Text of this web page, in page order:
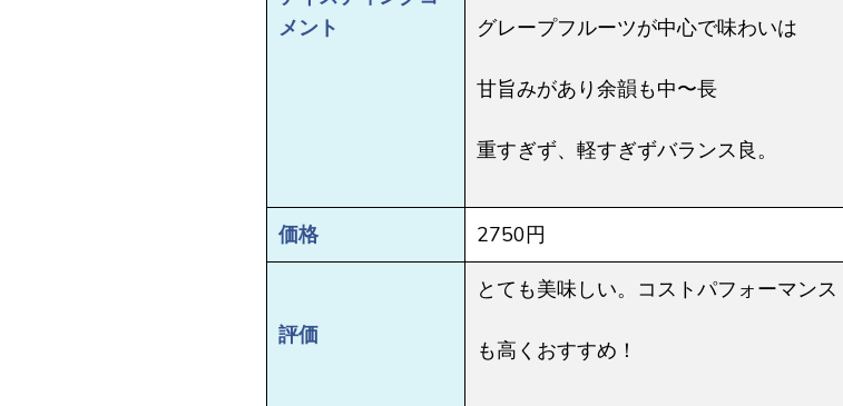
メント
グレープフルーツが中心で味わいは
甘旨みがあり余韻も中〜長
重すぎず、軽すぎずバランス良。
価格 2750円
評価
とても美味しい。コストパフォーマンス
も高くおすすめ！